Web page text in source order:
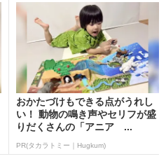
おかたづけもできる点がうれし
い！ 動物の鳴き声やセリフが盛
りだくさんの「アニア ...
PR(タカラトミー｜Hugkum)